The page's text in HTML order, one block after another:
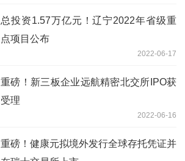
总投资1.57万亿元！辽宁2022年省级重
点项目公布
2022-06-17
重磅！新三板企业远航精密北交所IPO获
受理
2022-06-16
重磅！健康元拟境外发行全球存托凭证并